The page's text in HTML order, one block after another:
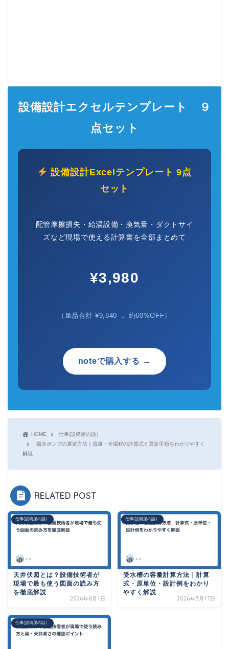
設備設計エクセルテンプレート ９
点セット
設備設計Excelテンプレート 9点
セット
配管摩擦損失・給湯設備・換気量・ダクトサイ
ズなど現場で使える計算書を全部まとめて
¥3,980
（単品合計 ¥9,840 → 約60%OFF）
noteで購入する →
HOME
仕事(設備屋の話）
揚水ポンプの選定方法｜流量・全揚程の計算式と選定手順をわかりやすく
解説
RELATED POST
仕事(設備屋の話）
天井伏図とは？設備技術者が
現場で最も使う図面の読み方
を徹底解説
2026年8月1日
仕事(設備屋の話）
受水槽の容量計算方法｜計算
式・原単位・設計例をわかり
やすく解説
2026年5月17日
仕事(設備屋の話）